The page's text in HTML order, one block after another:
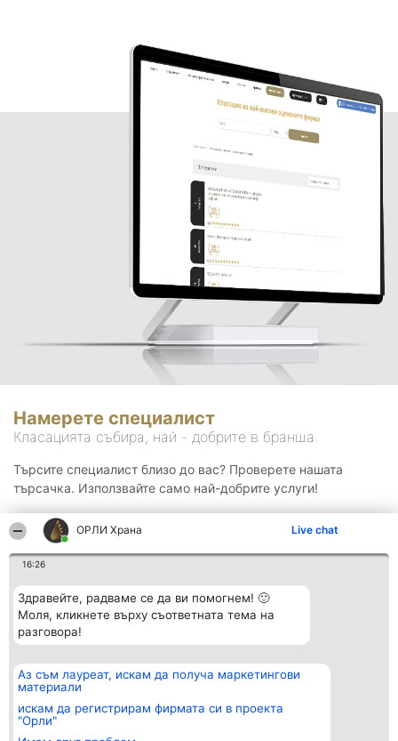
ОРЛИ Храна Live chat
16:26
Здравейте, радваме се да ви помогнем! 🙂
Моля, кликнете върху съответната тема на
разговора!
Аз съм лауреат, искам да получа маркетингови
материали
искам да регистрирам фирмата си в проекта
"Орли"
Намерете специалист
Класацията събира, най - добрите в бранша.
Търсите специалист близо до вас? Проверете нашата
търсачка. Използвайте само най-добрите услуги!
Организатор на
класиране
BulevardulAleea Timișul De
Sus Nr. 2, Bl. A30, Sc. A, Et.
Класация
всички
Контакти